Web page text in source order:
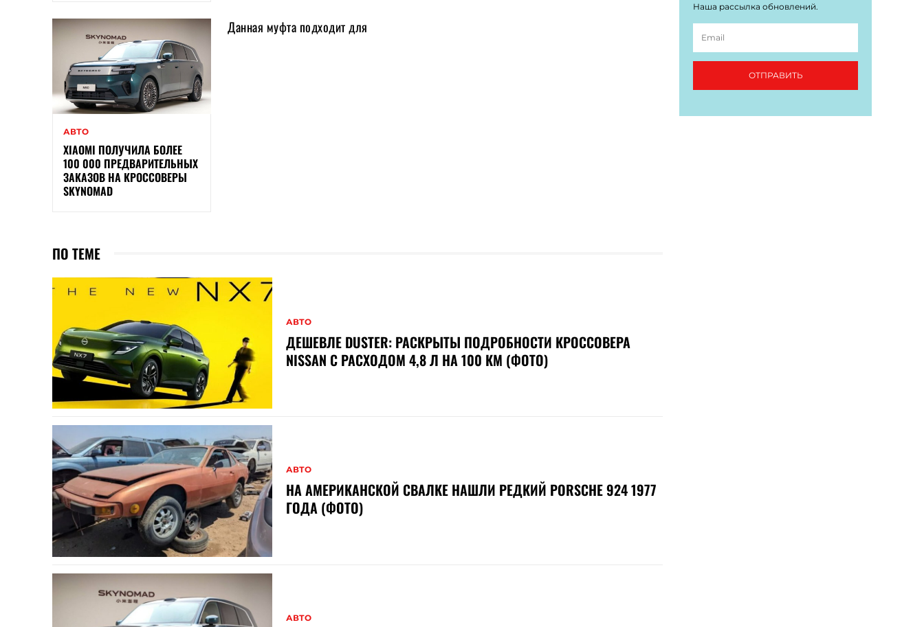
АВТО
XIAOMI ПОЛУЧИЛА БОЛЕЕ
100 000 ПРЕДВАРИТЕЛЬНЫХ
ЗАКАЗОВ НА КРОССОВЕРЫ
SKYNOMAD
Данная муфта подходит для
ПО ТЕМЕ
АВТО
ДЕШЕВЛЕ DUSTER: РАСКРЫТЫ ПОДРОБНОСТИ КРОССОВЕРА
NISSAN С РАСХОДОМ 4,8 Л НА 100 КМ (ФОТО)
АВТО
НА АМЕРИКАНСКОЙ СВАЛКЕ НАШЛИ РЕДКИЙ PORSCHE 924 1977
ГОДА (ФОТО)
АВТО
Наша рассылка обновлений.
ОТПРАВИТЬ